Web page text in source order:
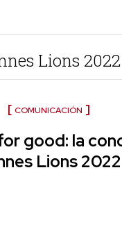
Lions 2022
COMUNICACIÓN
good: la
Lions 2022